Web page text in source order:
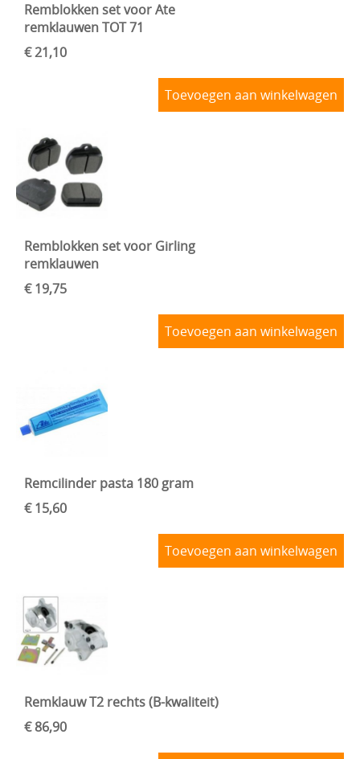
Remblokken set voor Ate
remklauwen TOT 71
€ 21,10
Toevoegen aan winkelwagen
Remblokken set voor Girling
remklauwen
€ 19,75
Toevoegen aan winkelwagen
Remcilinder pasta 180 gram
€ 15,60
Toevoegen aan winkelwagen
Remklauw T2 rechts (B-kwaliteit)
€ 86,90